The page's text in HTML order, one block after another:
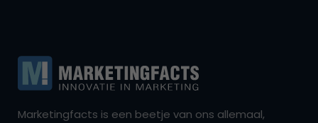
Marketingfacts is een beetje van ons allemaal,